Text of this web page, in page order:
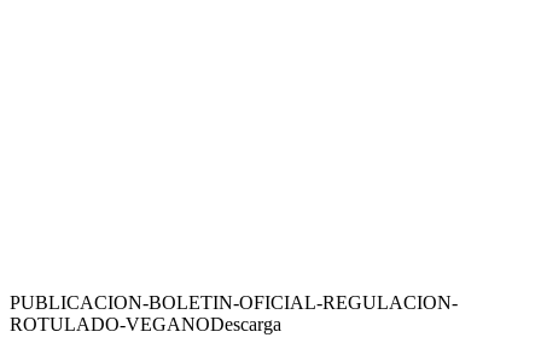
PUBLICACION-BOLETIN-OFICIAL-REGULACION-
ROTULADO-VEGANODescarga